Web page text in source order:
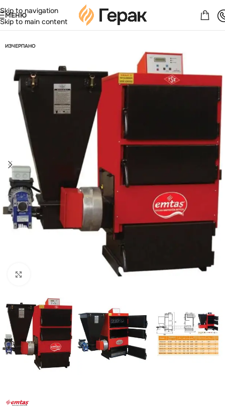
Skip to navigation
Skip to main content
МЕНЮ
ИЗЧЕРПАНО